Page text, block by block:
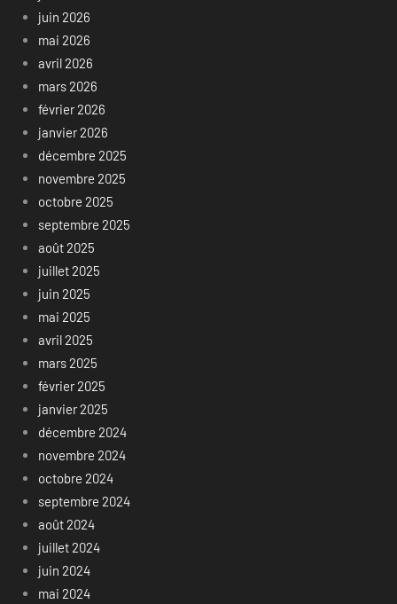
juin 2026
mai 2026
avril 2026
mars 2026
février 2026
janvier 2026
décembre 2025
novembre 2025
octobre 2025
septembre 2025
août 2025
juillet 2025
juin 2025
mai 2025
avril 2025
mars 2025
février 2025
janvier 2025
décembre 2024
novembre 2024
octobre 2024
septembre 2024
août 2024
juillet 2024
juin 2024
mai 2024